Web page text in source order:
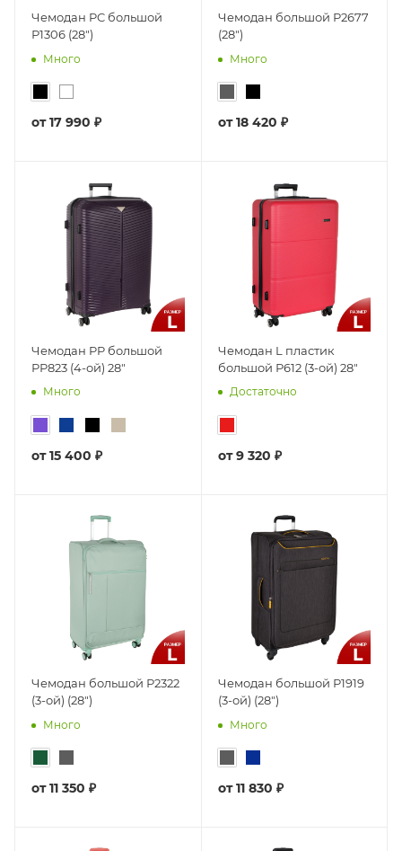
Чемодан PC большой
Р1306 (28")
Много
от17 990 ₽
Чемодан большой Р2677
(28")
Много
от18 420 ₽
Чемодан PP большой
РР823 (4-ой) 28"
Много
от15 400 ₽
Чемодан L пластик
большой Р612 (3-ой) 28"
Достаточно
от9 320 ₽
Чемодан большой Р2322
(3-ой) (28")
Много
от11 350 ₽
Чемодан большой Р1919
(3-ой) (28")
Много
от11 830 ₽